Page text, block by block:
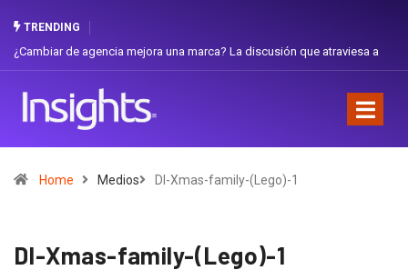
TRENDING
¿Cambiar de agencia mejora una marca? La discusión que atraviesa a
Home Medios DI-Xmas-family-(Lego)-1
DI-Xmas-family-(Lego)-1